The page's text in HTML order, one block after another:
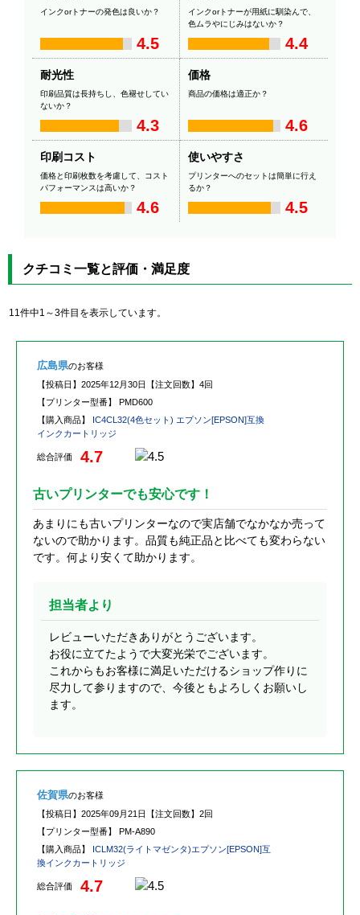
インクorトナーの発色は良いか？
4.5
インクorトナーが用紙に馴染んで、
色ムラやにじみはないか？
4.4
耐光性
印刷品質は長持ちし、色褪せしてい
ないか？
4.3
価格
商品の価格は適正か？
4.6
印刷コスト
価格と印刷枚数を考慮して、コスト
パフォーマンスは高いか？
4.6
使いやすさ
プリンターへのセットは簡単に行え
るか？
4.5
クチコミ一覧と評価・満足度
11件中1～3件目を表示しています。
広島県のお客様
【投稿日】 2025年12月30日 【注文回数】 4回
【プリンター型番】 PMD600
【購入商品】 IC4CL32(4色セット) エプソン[EPSON]互換
インクカートリッジ
総合評価 4.7
古いプリンターでも安心です！
あまりにも古いプリンターなので実店舗でなかなか売って
ないので助かります。品質も純正品と比べても変わらない
です。何より安くて助かります。
担当者より
レビューいただきありがとうございます。
お役に立てたようで大変光栄でございます。
これからもお客様に満足いただけるショップ作りに
尽力して参りますので、今後ともよろしくお願いし
ます。
佐賀県のお客様
【投稿日】 2025年09月21日 【注文回数】 2回
【プリンター型番】 PM-A890
【購入商品】 ICLM32(ライトマゼンタ)エプソン[EPSON]互
換インクカートリッジ
総合評価 4.7